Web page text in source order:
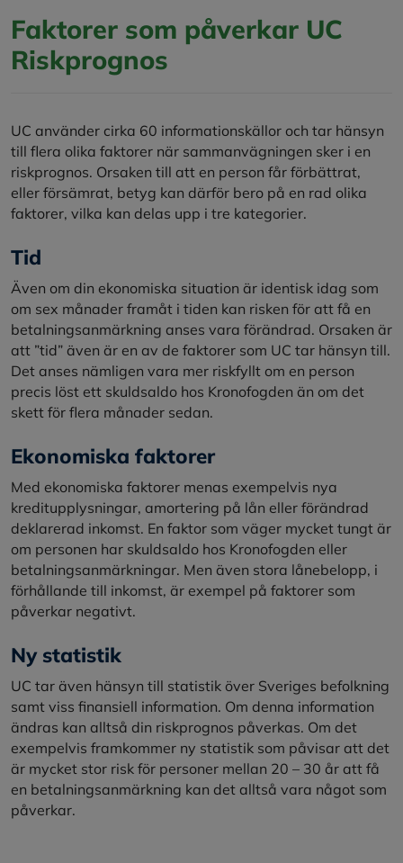
Faktorer som påverkar UC
Riskprognos
UC använder cirka 60 informationskällor och tar hänsyn
till flera olika faktorer när sammanvägningen sker i en
riskprognos. Orsaken till att en person får förbättrat,
eller försämrat, betyg kan därför bero på en rad olika
faktorer, vilka kan delas upp i tre kategorier.
Tid
Även om din ekonomiska situation är identisk idag som
om sex månader framåt i tiden kan risken för att få en
betalningsanmärkning anses vara förändrad. Orsaken är
att ”tid” även är en av de faktorer som UC tar hänsyn till.
Det anses nämligen vara mer riskfyllt om en person
precis löst ett skuldsaldo hos Kronofogden än om det
skett för flera månader sedan.
Ekonomiska faktorer
Med ekonomiska faktorer menas exempelvis nya
kreditupplysningar, amortering på lån eller förändrad
deklarerad inkomst. En faktor som väger mycket tungt är
om personen har skuldsaldo hos Kronofogden eller
betalningsanmärkningar. Men även stora lånebelopp, i
förhållande till inkomst, är exempel på faktorer som
påverkar negativt.
Ny statistik
UC tar även hänsyn till statistik över Sveriges befolkning
samt viss finansiell information. Om denna information
ändras kan alltså din riskprognos påverkas. Om det
exempelvis framkommer ny statistik som påvisar att det
är mycket stor risk för personer mellan 20 – 30 år att få
en betalningsanmärkning kan det alltså vara något som
påverkar.